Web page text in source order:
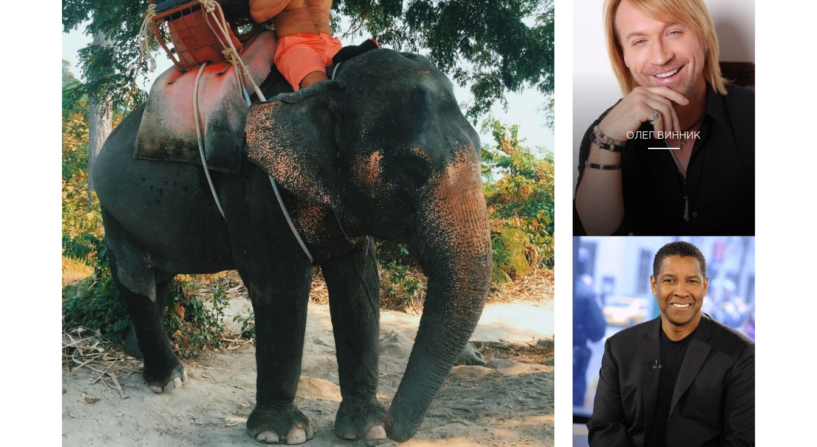
ОЛЕГ ВИННИК